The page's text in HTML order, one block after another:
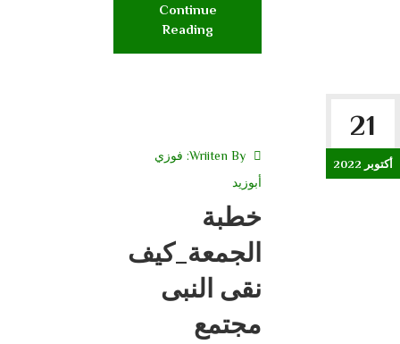
Continue
Reading
21
أكتوبر 2022
Wriiten By: فوزي
أبوزيد
خطبة
الجمعة_كيف
نقى النبى
مجتمع